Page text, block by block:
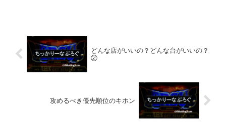
どんな店がいいの？どんな台がいいの？
②
攻めるべき優先順位のキホン